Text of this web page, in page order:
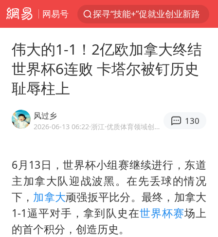
网易号
探寻“技能+”促就业创业新路
美国退回1000亿美元关税
24小时不关空调 电费反而更低？
李亚鹏向地铁吐血女孩捐99999元
日本籍女网红在韩直播时自杀身亡
“天津之眼”摩天轮附近2人落水
儿科医生漏诊获刑：我认错但不能认罪
如何把百年大党建设得更加坚强有力
伟大的1-1！2亿欧加拿大终结
世界杯6连败 卡塔尔被钉历史
耻辱柱上
风过乡
2026-06-13 06:22·浙江 ·优质体育领域创作者
130
6月13日，世界杯小组赛继续进行，东道
主加拿大队迎战波黑。在先丢球的情况
下， 加拿大顽强扳平比分。最终，加拿大
1-1逼平对手，拿到队史在世界杯赛场上
的首个积分，创造历史。